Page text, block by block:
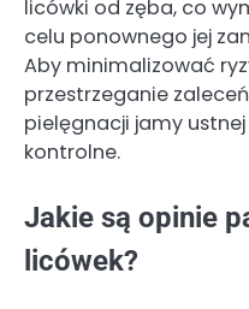
licówki od zęba, co
celu ponownego jej
Aby minimalizować
przestrzeganie
pielęgnacji jamy
kontrolne.
Jakie są opinie
licówek?